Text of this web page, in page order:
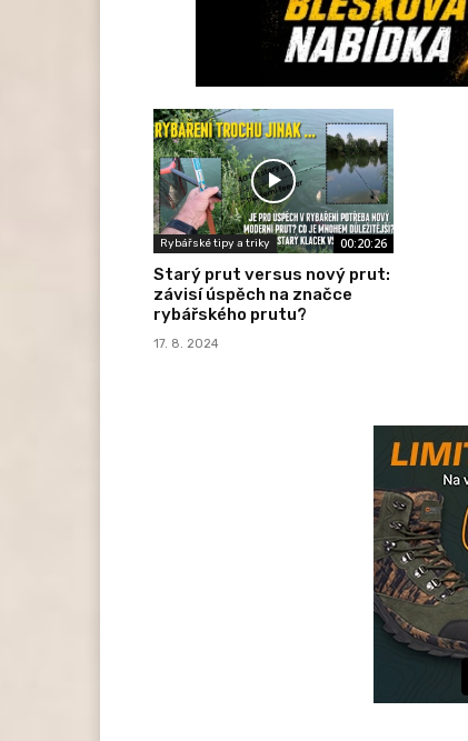
Rybářské tipy a triky 00:20:26
Starý prut versus nový prut:
závisí úspěch na značce
rybářského prutu?
17. 8. 2024